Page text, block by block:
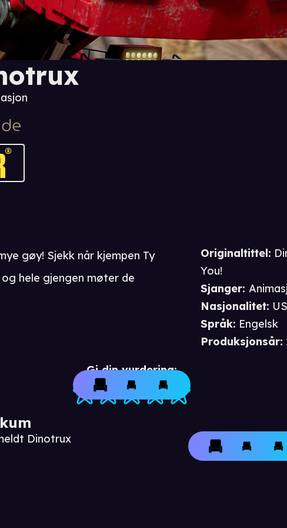
Gi din vurdering:
Dinotrux
Originaltittel:
You!
Sjanger:
Nasjonalitet:
Språk: Engelsk
Produksjonsår:
gøy! Sjekk når kjempen Ty
og hele gjengen møter de